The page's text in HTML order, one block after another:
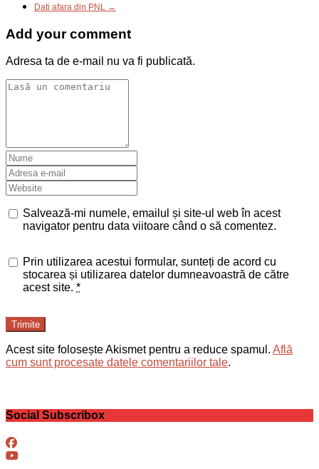
Dati afara din PNL →
Add your comment
Adresa ta de e-mail nu va fi publicată.
Salvează-mi numele, emailul și site-ul web în acest
navigator pentru data viitoare când o să comentez.
Prin utilizarea acestui formular, sunteți de acord cu
stocarea și utilizarea datelor dumneavoastră de către
acest site. *
Trimite
Acest site folosește Akismet pentru a reduce spamul. Află
cum sunt procesate datele comentariilor tale.
Social Subscribox